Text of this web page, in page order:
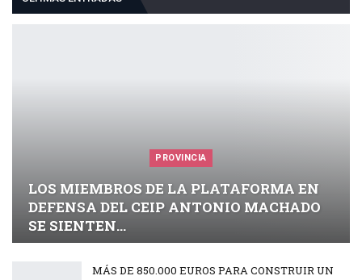
PROVINCIA
LOS MIEMBROS DE LA PLATAFORMA EN
DEFENSA DEL CEIP ANTONIO MACHADO
SE SIENTEN…
MÁS DE 850.000 EUROS PARA CONSTRUIR UN